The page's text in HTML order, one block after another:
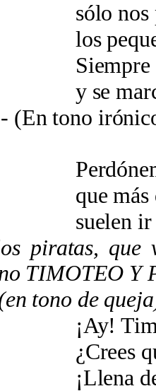
(En tono
que
ir de
piratas, que
TIMOTEO Y
tono de
que tu
de